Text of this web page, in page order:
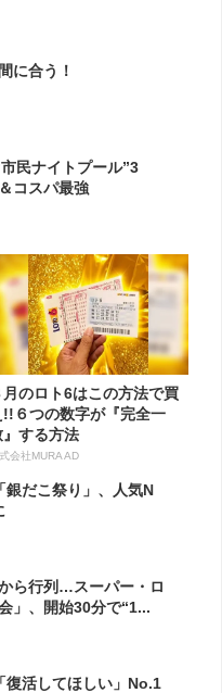
に合う！
民ナイトプール”3
コスパ最強
月のロト6はこの方法で買
!!６つの数字が『完全一
』する方法
会社MURA AD
銀だこ祭り」、人気N
ら行列…スーパー・ロ
」、開始30分で“1...
復活してほしい」No.1